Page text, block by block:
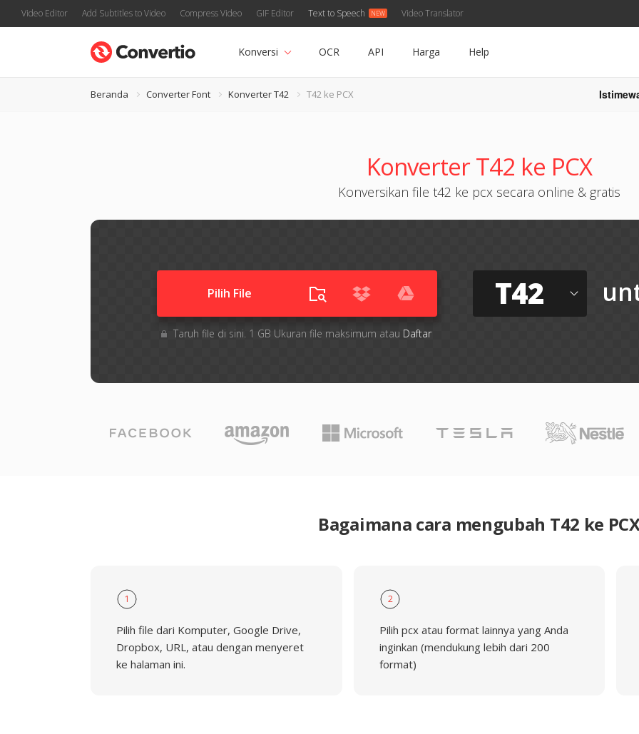
Video Editor Add Subtitles to Video Compress Video GIF Editor Text to Speech Video Translator
Konversi OCR API Harga Help
Beranda Converter Font Konverter T42 T42 ke PCX
Konverter T42 ke PCX
Konversikan file t42 ke pcx secara online & gratis
Pilih File
Taruh file di sini. 1 GB Ukuran file maksimum atau Daftar
T42
Bagaimana cara mengubah T42 ke
1
Pilih file dari Komputer, Google Drive,
Dropbox, URL, atau dengan menyeret
ke halaman ini.
2
Pilih pcx atau format lainnya yang Anda
inginkan (mendukung lebih dari 200
format)